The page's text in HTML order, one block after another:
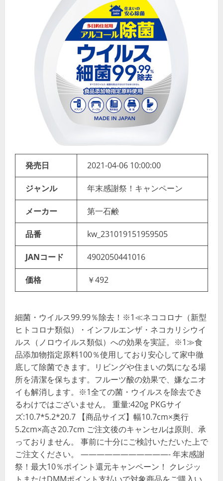
発売日 2021-04-06 10:00:00
ジャンル 年末感謝祭！キャンペーン
メーカー 第一石鹸
品番 kw_231019151959505
JANコード 4902050441016
価格 ￥492
細菌・ウイルス99.99％除去！※1≪ネココロナ（新型
ヒトコロナ類似）・インフルエンザ・ネコカリシウイ
ルス（ノロウイルス類似）への効果を実証。※1≫食
品添加物指定原料100％使用しており安心して家中徹
底して除菌できます。リビングや住まいの気になる場
所を清潔を保ちます。フルーツ酸の効果で、嫌なニオ
イも解消します。※1全ての菌・ウイルスを除去でき
るわけではございません。 重量:420g PKGサイ
ズ:10.7*5.2*20.7 【商品サイズ】幅10.7cm×奥行
5.2cm×高さ20.7cm ご注文後のキャンセルは原則、承
っておりません。 事前に十分にご検討いただいた上で
ご注文ください。 ———————————- 年末感謝
祭！最大10％ポイント還元キャンペーン！ クレジッ